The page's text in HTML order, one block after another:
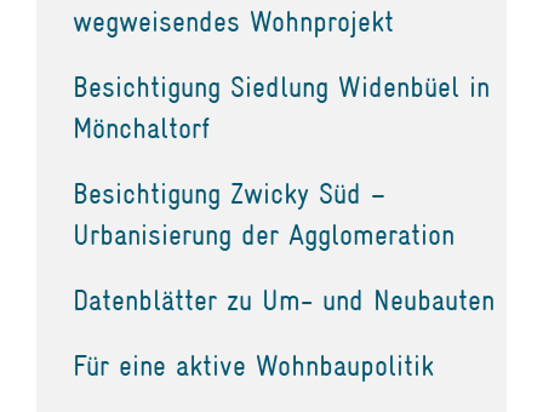
wegweisendes Wohnprojekt
Besichtigung Siedlung Widenbüel in
Mönchaltorf
Besichtigung Zwicky Süd –
Urbanisierung der Agglomeration
Datenblätter zu Um- und Neubauten
Für eine aktive Wohnbaupolitik